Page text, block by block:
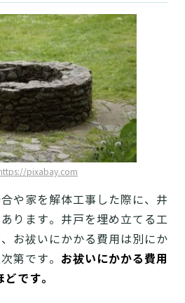
https://pixabay.com
や家を解体工事した際に、井
ります。井戸を埋め立てる工
お祓いにかかる費用は別にか
第です。 お祓いにかかる費用
です。